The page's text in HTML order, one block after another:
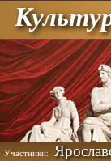
Участники: